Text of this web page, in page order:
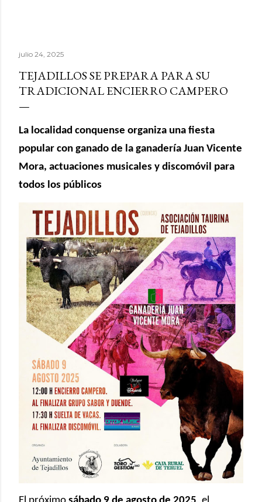
julio 24, 2025
TEJADILLOS SE PREPARA PARA SU
TRADICIONAL ENCIERRO CAMPERO
La localidad conquense organiza una fiesta
popular con ganado de la ganadería Juan Vicente
Mora, actuaciones musicales y discomóvil para
todos los públicos